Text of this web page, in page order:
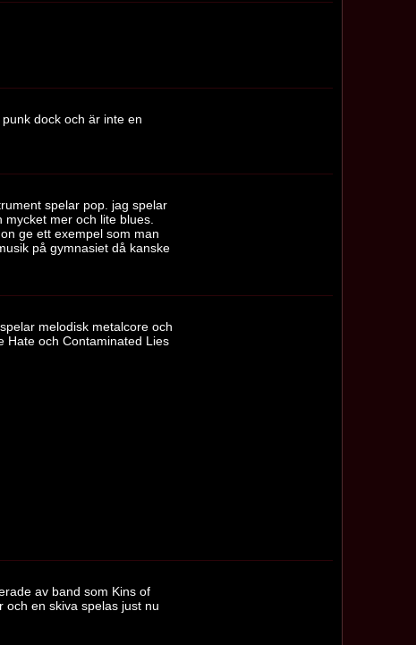
dock och är inte en
spelar pop. jag spelar
mer och lite blues.
ge ett exempel som man
på gymnasiet då kanske
melodisk metalcore och
Hate och Contaminated Lies
av band som Kins of
och en skiva spelas just nu